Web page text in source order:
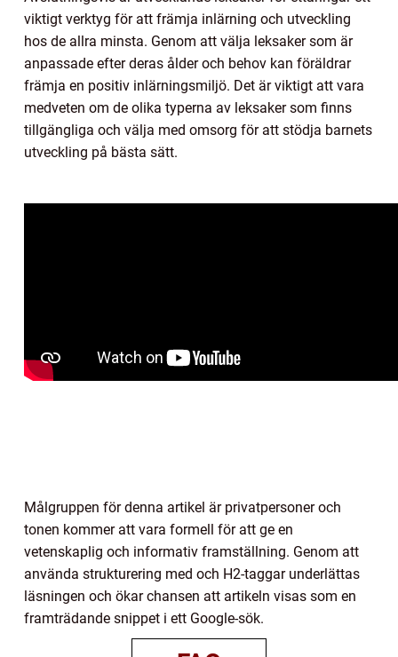
viktigt verktyg för att främja inlärning och utveckling
hos de allra minsta. Genom att välja leksaker som är
anpassade efter deras ålder och behov kan föräldrar
främja en positiv inlärningsmiljö. Det är viktigt att vara
medveten om de olika typerna av leksaker som finns
tillgängliga och välja med omsorg för att stödja barnets
utveckling på bästa sätt.
Målgruppen för denna artikel är privatpersoner och
tonen kommer att vara formell för att ge en
vetenskaplig och informativ framställning. Genom att
använda strukturering med och H2-taggar underlättas
läsningen och ökar chansen att artikeln visas som en
framträdande snippet i ett Google-sök.